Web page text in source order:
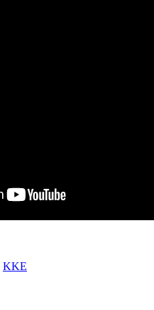
ΚΚΕ